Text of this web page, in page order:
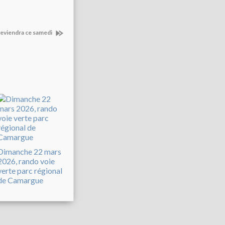
ce samedi
22 mars
rando voie
parc régional
Camargue